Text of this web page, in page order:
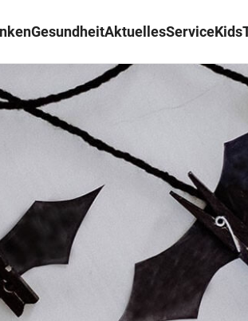
GesundheitAktuellesServiceKids
Dienstag
Mittwoch
MITTWOCH
Donnerstag
DONNERSTAG
Freitag
FREITAG
Samstag
SAMSTAG